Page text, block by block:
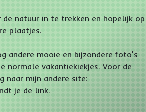
de natuur in te trekken en hopelijk op
plaatjes.
andere mooie en bijzondere foto's
normale vakantiekiekjes. Voor de
naar mijn andere site:
je de link.